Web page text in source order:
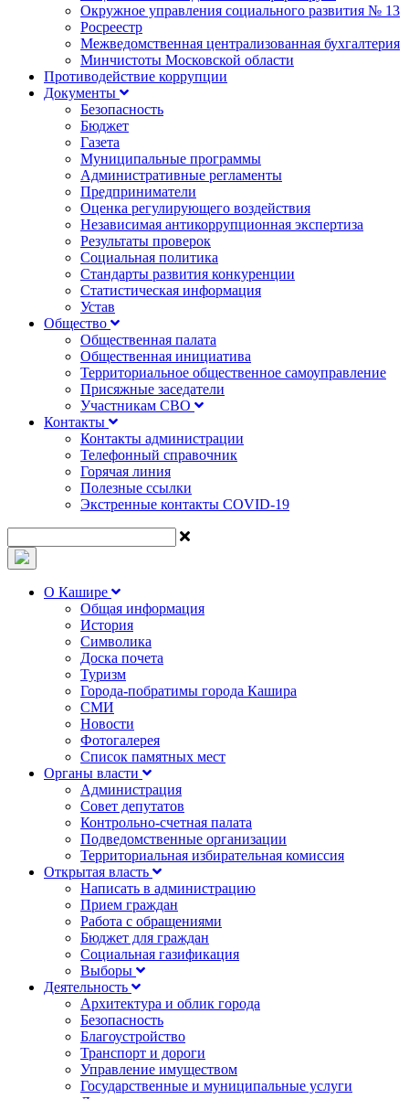
Окружное управления социального развития № 13
Росреестр
Межведомственная централизованная бухгалтерия
Минчистоты Московской области
Противодействие коррупции
Документы
Безопасность
Бюджет
Газета
Муниципальные программы
Административные регламенты
Предприниматели
Оценка регулирующего воздействия
Независимая антикоррупционная экспертиза
Результаты проверок
Социальная политика
Стандарты развития конкуренции
Статистическая информация
Устав
Общество
Общественная палата
Общественная инициатива
Территориальное общественное самоуправление
Присяжные заседатели
Участникам СВО
Контакты
Контакты администрации
Телефонный справочник
Горячая линия
Полезные ссылки
Экстренные контакты COVID-19
О Кашире
Общая информация
История
Символика
Доска почета
Туризм
Города-побратимы города Кашира
СМИ
Новости
Фотогалерея
Список памятных мест
Органы власти
Администрация
Совет депутатов
Контрольно-счетная палата
Подведомственные организации
Территориальная избирательная комиссия
Открытая власть
Написать в администрацию
Прием граждан
Работа с обращениями
Бюджет для граждан
Социальная газификация
Выборы
Деятельность
Архитектура и облик города
Безопасность
Благоустройство
Транспорт и дороги
Управление имуществом
Государственные и муниципальные услуги